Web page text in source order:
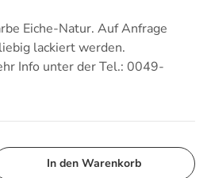
Eiche-Natur. Auf Anfrage
lackiert werden.
Info unter der Tel.: 0049-
In den Warenkorb